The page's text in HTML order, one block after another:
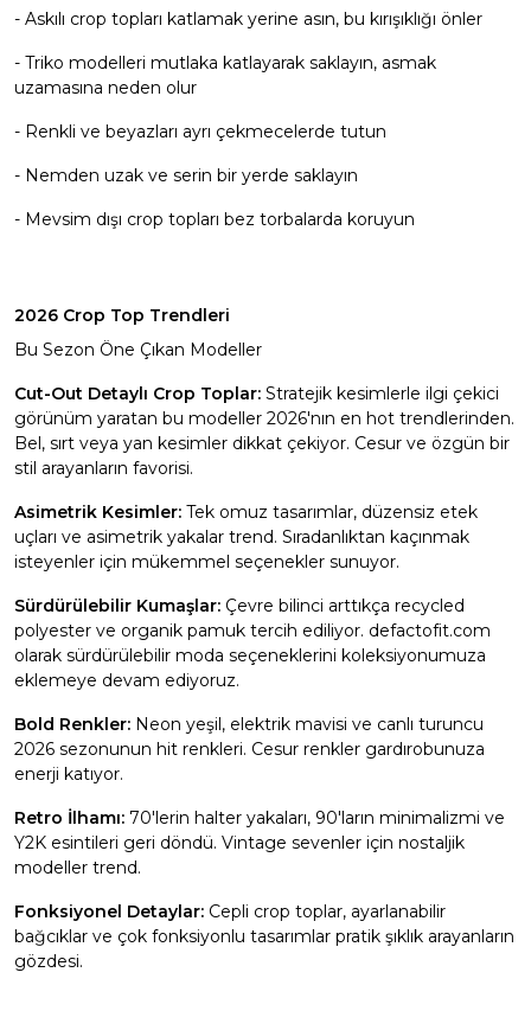
- Askılı crop topları katlamak yerine asın, bu kırışıklığı önler
- Triko modelleri mutlaka katlayarak saklayın, asmak
uzamasına neden olur
- Renkli ve beyazları ayrı çekmecelerde tutun
- Nemden uzak ve serin bir yerde saklayın
- Mevsim dışı crop topları bez torbalarda koruyun
2026 Crop Top Trendleri
Bu Sezon Öne Çıkan Modeller
Cut-Out Detaylı Crop Toplar: Stratejik kesimlerle ilgi çekici
görünüm yaratan bu modeller 2026'nın en hot trendlerinden.
Bel, sırt veya yan kesimler dikkat çekiyor. Cesur ve özgün bir
stil arayanların favorisi.
Asimetrik Kesimler: Tek omuz tasarımlar, düzensiz etek
uçları ve asimetrik yakalar trend. Sıradanlıktan kaçınmak
isteyenler için mükemmel seçenekler sunuyor.
Sürdürülebilir Kumaşlar: Çevre bilinci arttıkça recycled
polyester ve organik pamuk tercih ediliyor. defactofit.com
olarak sürdürülebilir moda seçeneklerini koleksiyonumuza
eklemeye devam ediyoruz.
Bold Renkler: Neon yeşil, elektrik mavisi ve canlı turuncu
2026 sezonunun hit renkleri. Cesur renkler gardırobunuza
enerji katıyor.
Retro İlhamı: 70'lerin halter yakaları, 90'ların minimalizmi ve
Y2K esintileri geri döndü. Vintage sevenler için nostaljik
modeller trend.
Fonksiyonel Detaylar: Cepli crop toplar, ayarlanabilir
bağcıklar ve çok fonksiyonlu tasarımlar pratik şıklık arayanların
gözdesi.